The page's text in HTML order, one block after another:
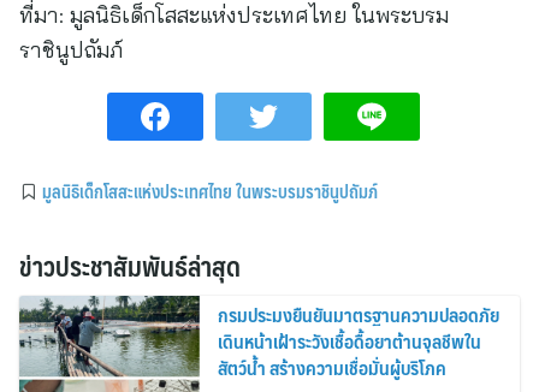
ที่มา: มูลนิธิเด็กโสสะแห่งประเทศไทย ในพระบรม
ราชินูปถัมภ์
มูลนิธิเด็กโสสะแห่งประเทศไทย ในพระบรมราชินูปถัมภ์
ข่าวประชาสัมพันธ์ล่าสุด
กรมประมงยืนยันมาตรฐานความปลอดภัย
เดินหน้าเฝ้าระวังเชื้อดื้อยาต้านจุลชีพใน
สัตว์น้ำ สร้างความเชื่อมั่นผู้บริโภค